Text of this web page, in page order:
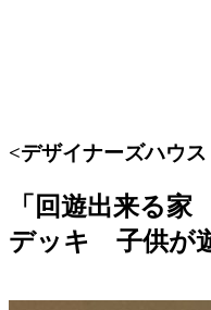
<デザイナーズハウ
「回遊出来る
デッキ 子供が